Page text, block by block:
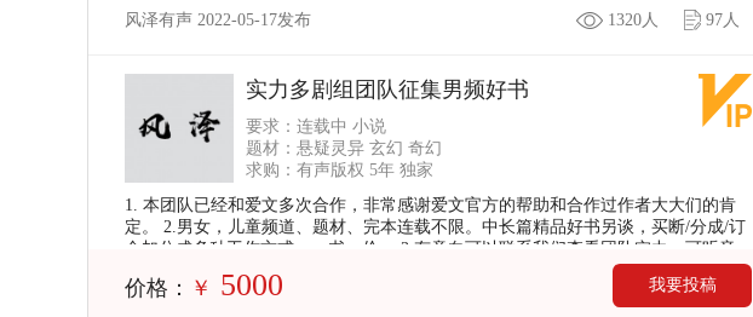
风泽有声 2022-05-17发布 1320人 97人
实力多剧组团队征集男频好书
要求：连载中 小说
题材：悬疑灵异 玄幻 奇幻
求购：有声版权 5年 独家
1. 本团队已经和爱文多次合作，非常感谢爱文官方的帮助和合作过作者大大们的肯
定。 2.男女，儿童频道、题材、完本连载不限。中长篇精品好书另谈，买断/分成/订
金加分成多种工作方式。一书一价。 3.有意向可以联系我们查看团队实力，可听音
样选择自己喜欢的本团队主播录制作品。 4.我们能拿出最大的诚意就是把书录制
好，直到满意。作者大大可参与录制所有环节。祝未来我们合作愉快，一书成神。
价格： ￥ 5000 我要投稿